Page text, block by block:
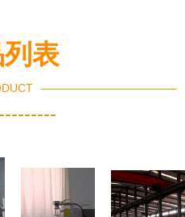
表